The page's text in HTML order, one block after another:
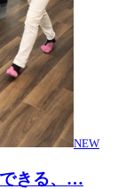
NEW
きる、 …